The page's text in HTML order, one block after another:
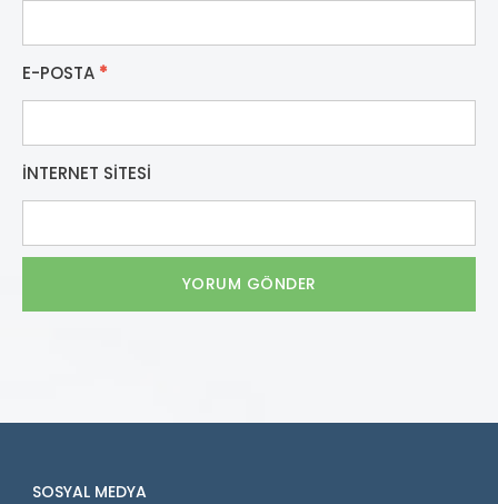
E-POSTA *
İNTERNET SITESI
SOSYAL MEDYA